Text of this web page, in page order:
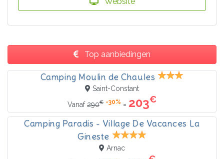
Top aanbiedingen
Camping Moulin de Chaules
Saint-Constant
Vanaf290€ -30% = 203€
Camping Paradis - Village De Vacances La
Gineste
Arnac